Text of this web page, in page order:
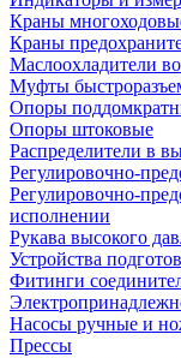
Краны
Краны
Маслоохладители
Муфты
Опоры
Опоры штоковые
Распределители в
Регулировочно-
Регулировочно-
исполнении
Рукава высокого
Устройства
Фитинги
Насосы ручные и
Прессы